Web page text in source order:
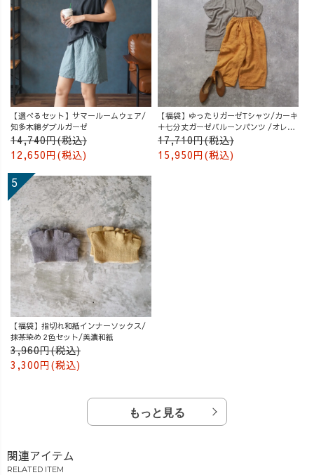
【選べるセット】サマールームウェア/
知多木綿ダブルガーゼ
14,740円(税込)
12,650円(税込)
【福袋】ゆったりガーゼTシャツ/カーキ
＋七分丈ガーゼバルーンパンツ /オレン
ジ
17,710円(税込)
15,950円(税込)
【福袋】指切れ和紙インナーソックス/
抹茶染め 2色セット/美濃和紙
3,960円(税込)
3,300円(税込)
もっと見る
関連アイテム
RELATED ITEM